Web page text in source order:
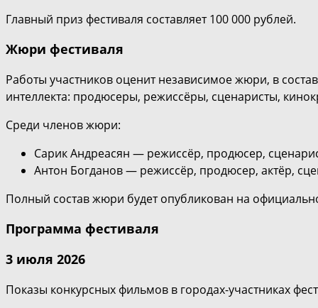
Главный приз фестиваля составляет 100 000 рублей.
Жюри фестиваля
Работы участников оценит независимое жюри, в
интеллекта: продюсеры, режиссёры, сценаристы,
Среди членов жюри:
Сарик Андреасян — режиссёр, продюсер,
Антон Богданов — режиссёр, продюсер, актёр,
Полный состав жюри будет опубликован на
Программа фестиваля
3 июля 2026
Показы конкурсных фильмов в городах-участниках